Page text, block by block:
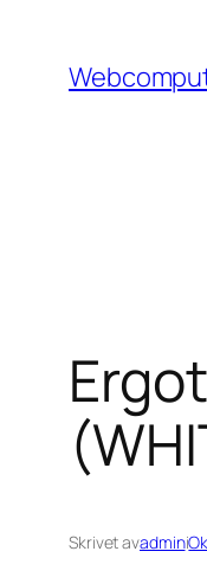
innehåll
Skrivet avadmini